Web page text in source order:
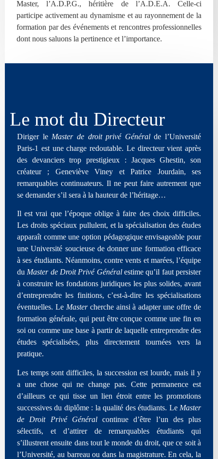
Master, l’A.D.P.G., héritière de l’A.D.E.A. Celle-ci
participe activement au dynamisme et au rayonnement de la
formation par des événements et rencontres professionnelles
dont nous saluons la pertinence et l’importance.
Le mot du Directeur
Diriger le Master de droit privé Généralde l’Université
Paris-1 est une charge redoutable. Le directeur vient après
des devanciers trop prestigieux : Jacques Ghestin, son
créateur ; Geneviève Viney et Patrice Jourdain, ses
remarquables continuateurs. Il ne peut faire autrement que
se demander s’il sera à la hauteur de l’héritage…
Il est vrai que l’époque oblige à faire des choix difficiles.
Les droits spéciaux pullulent, et la spécialisation des études
apparaît comme une option pédagogique envisageable pour
une Université soucieuse de donner une formation efficace
à ses étudiants. Néanmoins, contre vents et marées, l’équipe
du Master de Droit Privé Généralestime qu’il faut persister
à construire les fondations juridiques les plus solides, avant
d’entreprendre les finitions, c’est-à-dire les spécialisations
éventuelles. Le Mastercherche ainsi à adapter une offre de
formation générale, qui peut être conçue comme une fin en
soi ou comme une base à partir de laquelle entreprendre des
études spécialisées, plus directement tournées vers la
pratique.
Les temps sont difficiles, la succession est lourde, mais il y
a une chose qui ne change pas. Cette permanence est
d’ailleurs ce qui tisse un lien étroit entre les promotions
successives du diplôme : la qualité des étudiants. Le Master
de Droit Privé Généralcontinue d’être l’un des plus
sélectifs, et d’attirer de remarquables étudiants qui
s’illustrent ensuite dans tout le monde du droit, que ce soit à
l’Université, au barreau ou dans la magistrature. En cela, la